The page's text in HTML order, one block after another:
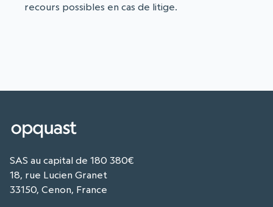
recours possibles en cas de litige.
SAS au capital de 180 380€
18, rue Lucien Granet
33150, Cenon, France